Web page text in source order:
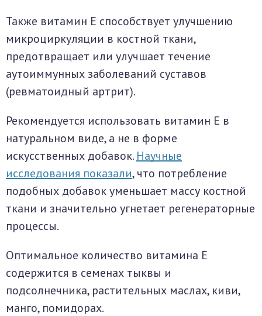
Также витамин E способствует улучшению
микроциркуляции в костной ткани,
предотвращает или улучшает течение
аутоиммунных заболеваний суставов
(ревматоидный артрит).
Рекомендуется использовать витамин Е в
натуральном виде, а не в форме
искусственных добавок. Научные
исследования показали, что потребление
подобных добавок уменьшает массу костной
ткани и значительно угнетает регенераторные
процессы.
Оптимальное количество витамина Е
содержится в семенах тыквы и
подсолнечника, растительных маслах, киви,
манго, помидорах.